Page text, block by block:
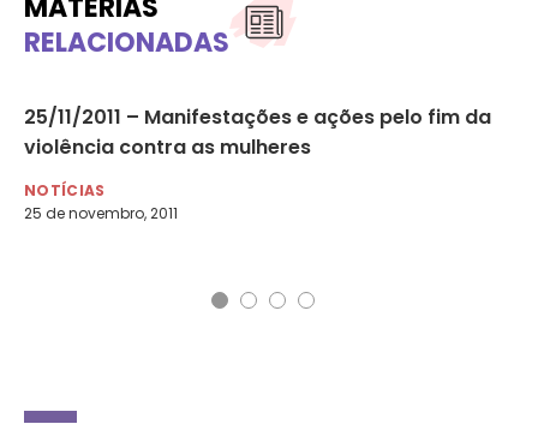
RELACIONADAS
25/11/2011 – Manifestações e ações pelo fim da
violência contra as mulheres
NOTÍCIAS
25 de novembro, 2011